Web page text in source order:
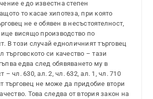
е до известна степен
то касае хипотеза, при която
не е обявен в несъстоятелност,
висящо производство по
В този случай едноличният търговец
търговското си качество – тази
едва след обявяването му в
– чл. 630, ал. 2, чл. 632, ал. 1, чл. 710
търговец не може да придобие втори
Това следва от втория закон на